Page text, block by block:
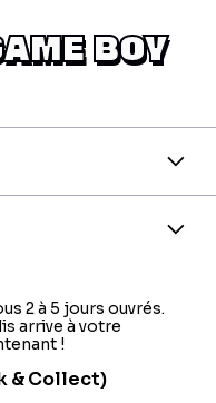
BOY
2 à 5 jours ouvrés.
arrive à votre
!
& Collect)